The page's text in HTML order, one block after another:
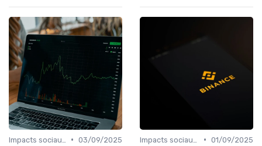
• 03/09/2025
• 01/09/2025